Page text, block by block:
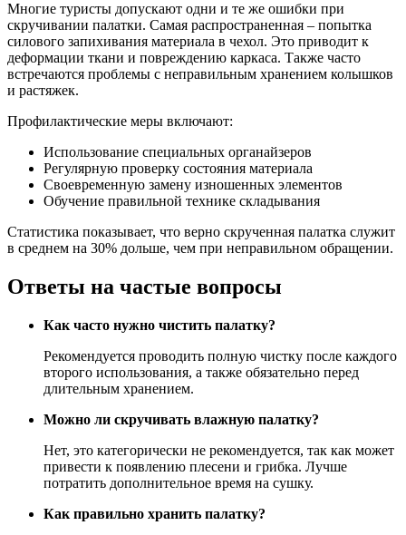
Многие туристы допускают одни и те же ошибки при
скручивании палатки. Самая распространенная – попытка
силового запихивания материала в чехол. Это приводит к
деформации ткани и повреждению каркаса. Также часто
встречаются проблемы с неправильным хранением колышков
и растяжек.
Профилактические меры включают:
Использование специальных органайзеров
Регулярную проверку состояния материала
Своевременную замену изношенных элементов
Обучение правильной технике складывания
Статистика показывает, что верно скрученная палатка служит
в среднем на 30% дольше, чем при неправильном обращении.
Ответы на частые вопросы
Как часто нужно чистить палатку?
Рекомендуется проводить полную чистку после каждого
второго использования, а также обязательно перед
длительным хранением.
Можно ли скручивать влажную палатку?
Нет, это категорически не рекомендуется, так как может
привести к появлению плесени и грибка. Лучше
потратить дополнительное время на сушку.
Как правильно хранить палатку?